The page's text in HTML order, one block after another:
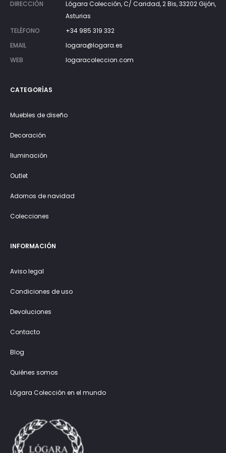
DIRECCIÓN
Lógara Colección, C/ Caridad, 2 Bis, 33202 Gijón,
Asturias
TELÉFONO
+34 985 319 332
EMAIL
logara@logara.es
WEB
logaracoleccion.com
CATEGORÍAS
Muebles de diseño
Decoración
Iluminación
Outlet
Adornos de navidad
Colecciones
INFORMACIÓN
Aviso legal
Condiciones de uso
Devoluciones
Contacto
Blog
Quiénes somos
Lógara Colección en el mundo